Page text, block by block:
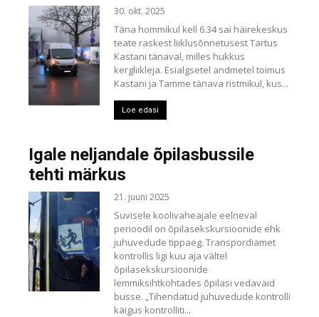
30. okt. 2025
Täna hommikul kell 6.34 sai häirekeskus
teate raskest liiklusõnnetusest Tartus
Kastani tänaval, milles hukkus
kergliikleja. Esialgsetel andmetel toimus
Kastani ja Tamme tänava ristmikul, kus...
Loe edasi
Igale neljandale õpilasbussile
tehti märkus
21. juuni 2025
Suvisele koolivaheajale eelneval
perioodil on õpilasekskursioonide ehk
juhuvedude tippaeg. Transpordiamet
kontrollis ligi kuu aja vältel
õpilasekskursioonide
lemmiksihtkohtades õpilasi vedavaid
busse. „Tihendatud juhuvedude kontrolli
käigus kontrolliti...